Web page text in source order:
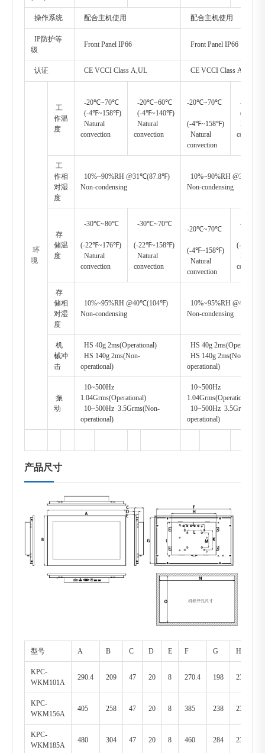
操作系统 配合主机使用 配合主机使用
IP防护等
级
Front Panel IP66 Front Panel IP66
认证 CE VCCI Class A,UL CE VCCI Class A,UL
环
境
工
作温
度
-20℃~70℃
(-4℉~158℉)
Natural
convection
-20℃~60℃
(-4℉~140℉)
Natural
convection
-20℃~70℃
(-4℉~158℉)
Natural
convection
-
(-
Natural
工
作相
对湿
度
10%~90%RH @31℃(87.8℉)
Non-condensing
10%~90%RH
Non-condensing
存
储温
度
-30℃~80℃
(-22℉~176℉)
Natural
convection
-30℃~70℃
(-22℉~158℉)
Natural
convection
-20℃~70℃
(-4℉~158℉)
Natural
convection
-
(-
Natural
存
储相
对湿
度
10%~95%RH @40℃(104℉)
Non-condensing
10%~95%RH
Non-condensing
机
械冲
击
HS 40g 2ms(Operational)
HS 140g 2ms(Non-
operational)
HS 40g 2ms(Operational)
HS 140g 2ms(Non-
operational)
振
动
10~500Hz
1.04Grms(Operational)
10~500Hz 3.5Grms(Non-
operational)
10~500Hz
1.04Grms(Operational)
10~500Hz
operational)
产品尺寸
型号 A B C D E F G H
KPC-
WKM101A
290.4 209 47 20 8 270.4 198 230
KPC-
WKM156A
405 258 47 20 8 385 238 230
KPC-
WKM185A
480 304 47 20 8 460 284 230